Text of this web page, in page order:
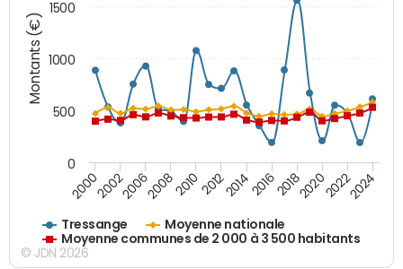
Montants (€)
Tressange
Moyenne nationale
Moyenne communes de 2 000 à 3 500 habitants
200020022006200820102012201420162018202020222024
0
500
1000
1500
© JDN 2026